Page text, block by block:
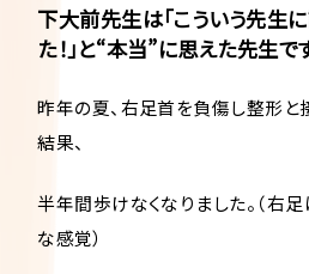
下大前先生は「こういう先生
た！」と“本当”に思えた先生で
昨年の夏、右足首を負傷し整形
結果、
半年間歩けなくなりました。（右
な感覚）